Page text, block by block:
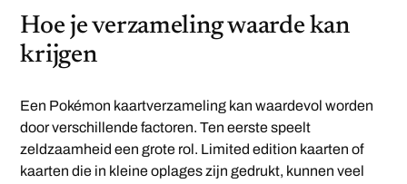
Hoe je verzameling waarde kan
krijgen
Een Pokémon kaartverzameling kan waardevol worden
door verschillende factoren. Ten eerste speelt
zeldzaamheid een grote rol. Limited edition kaarten of
kaarten die in kleine oplages zijn gedrukt, kunnen veel